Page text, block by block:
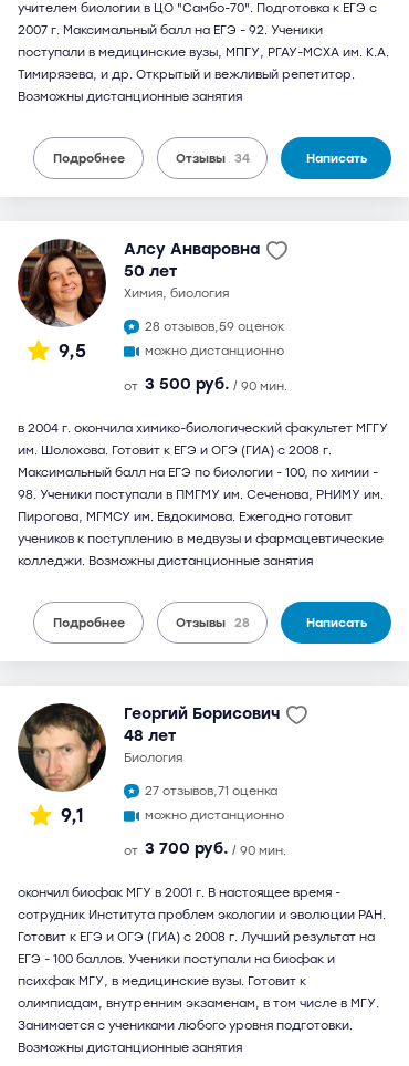
учителем биологии в ЦО "Самбо-70". Подготовка к ЕГЭ с
2007 г. Максимальный балл на ЕГЭ - 92. Ученики
поступали в медицинские вузы, МПГУ, РГАУ-МСХА им. К.А.
Тимирязева, и др. Открытый и вежливый репетитор.
Возможны дистанционные занятия
Подробнее Отзывы 34 Написать
9,5
Алсу Анваровна
50 лет
химия, биология
28 отзывов,59 оценок
можно дистанционно
от 3 500 руб. / 90 мин.
в 2004 г. окончила химико-биологический факультет МГГУ
им. Шолохова. Готовит к ЕГЭ и ОГЭ (ГИА) с 2008 г.
Максимальный балл на ЕГЭ по биологии - 100, по химии -
98. Ученики поступали в ПМГМУ им. Сеченова, РНИМУ им.
Пирогова, МГМСУ им. Евдокимова. Ежегодно готовит
учеников к поступлению в медвузы и фармацевтические
колледжи. Возможны дистанционные занятия
Подробнее Отзывы 28 Написать
9,1
Георгий Борисович
48 лет
биология
27 отзывов,71 оценка
можно дистанционно
от 3 700 руб. / 90 мин.
окончил биофак МГУ в 2001 г. В настоящее время -
сотрудник Института проблем экологии и эволюции РАН.
Готовит к ЕГЭ и ОГЭ (ГИА) с 2008 г. Лучший результат на
ЕГЭ - 100 баллов. Ученики поступали на биофак и
психфак МГУ, в медицинские вузы. Готовит к
олимпиадам, внутренним экзаменам, в том числе в МГУ.
Занимается с учениками любого уровня подготовки.
Возможны дистанционные занятия